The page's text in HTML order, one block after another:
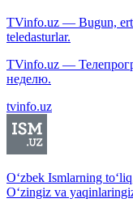
TVinfo.uz — Bugun,
teledasturlar.
TVinfo.uz —
неделю.
tvinfo.uz
O‘zbek Ismlarning
O‘zingiz va